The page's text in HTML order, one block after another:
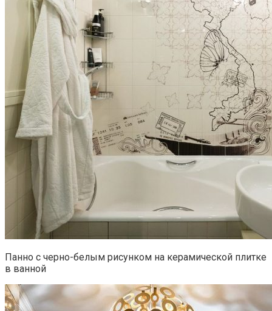
Панно с черно-белым рисунком на керамической плитке
в ванной